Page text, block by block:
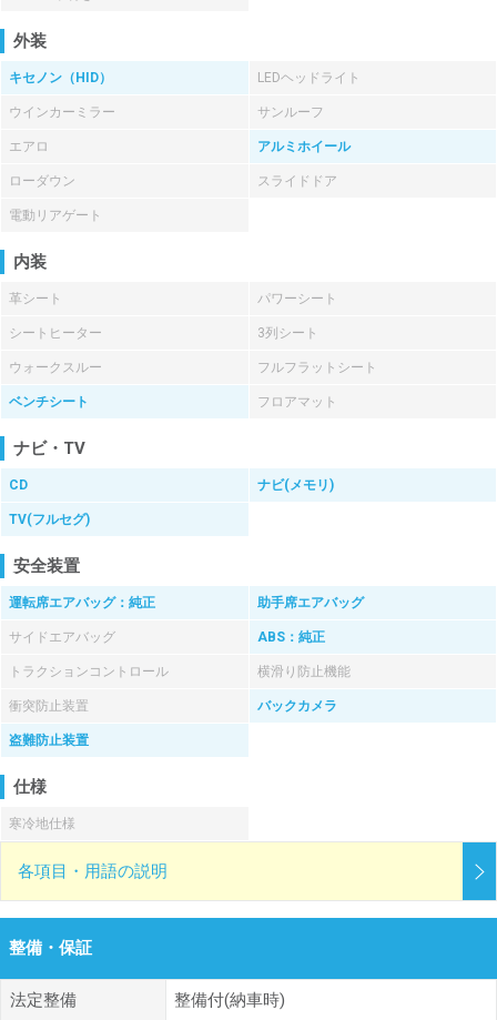
外装
キセノン（HID） LEDヘッドライト
ウインカーミラー サンルーフ
エアロ アルミホイール
ローダウン スライドドア
電動リアゲート
内装
革シート パワーシート
シートヒーター 3列シート
ウォークスルー フルフラットシート
ベンチシート フロアマット
ナビ・TV
CD ナビ(メモリ)
TV(フルセグ)
安全装置
運転席エアバッグ：純正 助手席エアバッグ
サイドエアバッグ ABS：純正
トラクションコントロール 横滑り防止機能
衝突防止装置 バックカメラ
盗難防止装置
仕様
寒冷地仕様
各項目・用語の説明
整備・保証
法定整備 整備付(納車時)